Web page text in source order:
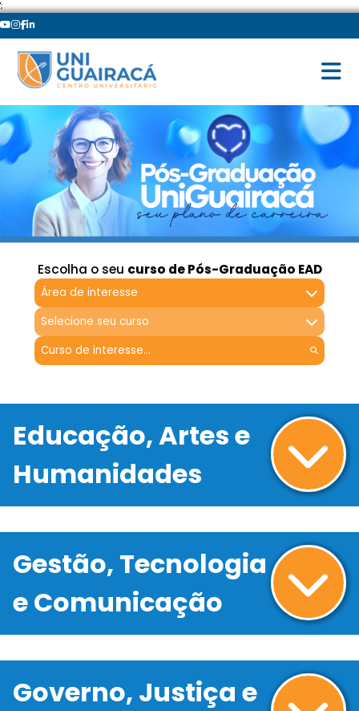
';
Escolha o seu curso de Pós-Graduação EAD
Área de interesse
Selecione seu curso
Educação, Artes e
Humanidades
Gestão, Tecnologia
e Comunicação
Governo, Justiça e